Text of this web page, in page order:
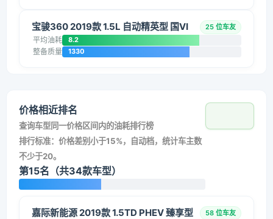
宝骏360 2019款 1.5L 自动精英型 国VI 25 位车友
平均油耗 8.2
整备质量 1330
价格相近排名
查询车型同一价格区间内的油耗排行榜
排行标准：价格差别小于15%，自动档，统计车主数
不少于20。
第15名（共34款车型）
嘉际新能源 2019款 1.5TD PHEV 臻享型 58 位车友